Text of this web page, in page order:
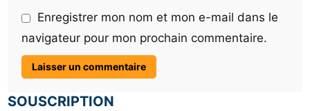
Enregistrer mon nom et mon e-mail dans le
navigateur pour mon prochain commentaire.
SOUSCRIPTION